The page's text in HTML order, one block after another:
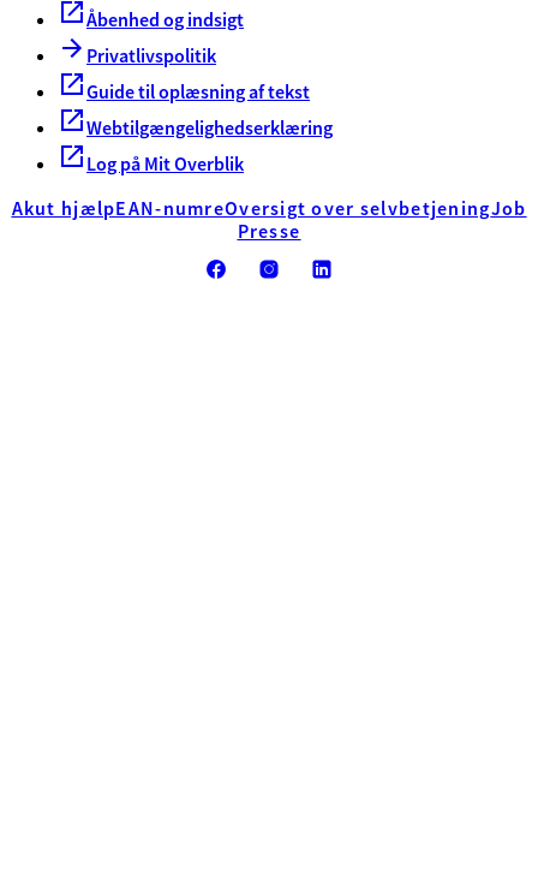
Åbenhed og indsigt
Privatlivspolitik
Guide til oplæsning af tekst
Webtilgængelighedserklæring
Log på Mit Overblik
Akut hjælpEAN-numreOversigt over selvbetjeningJob
Presse